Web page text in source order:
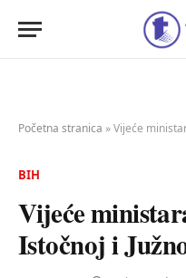
Početna stranica »Vijeće
BIH
Vijeće
Istočnoj i